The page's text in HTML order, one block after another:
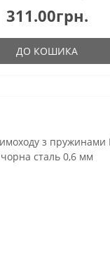
311.00грн.
ДО КОШИКА